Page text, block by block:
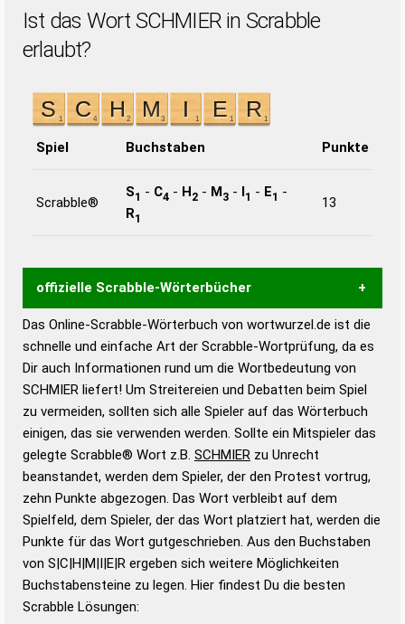
Ist das Wort SCHMIER in Scrabble
erlaubt?
Spiel Buchstaben Punkte
Scrabble®
S1 - C4 - H2 - M3 - I1 - E1 -
R1
13
offizielle Scrabble-Wörterbücher
Wortwurzel liefert mit Hilfe eines semantischen
Wortanalyse-Algorithmus gute Anhaltspunkte zu
Wortbedeutung, Worttrennung und Wortform, um die
Gültigkeit eines Wortes für das Scrabble-Spiel zu
bestimmen!
zugelassene Turnier Scrabble-
Wörterbücher sind:
Duden – Standardwerk in 12 Bänden
Duden – Richtiges und gutes
Deutsch
Duden – Die deutsche Grammatik
Duden – Deutsches
Das Online-Scrabble-Wörterbuch von wortwurzel.de ist die
schnelle und einfache Art der Scrabble-Wortprüfung, da es
Dir auch Informationen rund um die Wortbedeutung von
SCHMIER liefert! Um Streitereien und Debatten beim Spiel
zu vermeiden, sollten sich alle Spieler auf das Wörterbuch
einigen, das sie verwenden werden. Sollte ein Mitspieler das
gelegte Scrabble® Wort z.B. SCHMIER zu Unrecht
beanstandet, werden dem Spieler, der den Protest vortrug,
zehn Punkte abgezogen. Das Wort verbleibt auf dem
Spielfeld, dem Spieler, der das Wort platziert hat, werden die
Punkte für das Wort gutgeschrieben. Aus den Buchstaben
von S|C|H|M|I|E|R ergeben sich weitere Möglichkeiten
Buchstabensteine zu legen. Hier findest Du die besten
Scrabble Lösungen: